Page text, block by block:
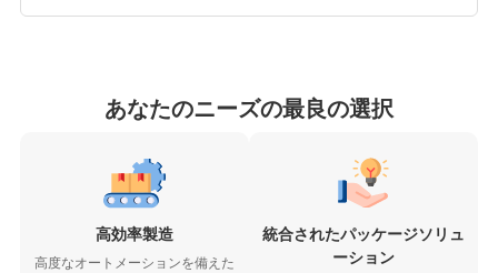
あなたのニーズの最良の選択
高効率製造
高度なオートメーションを備えた
統合されたパッケージソリュ
ーション